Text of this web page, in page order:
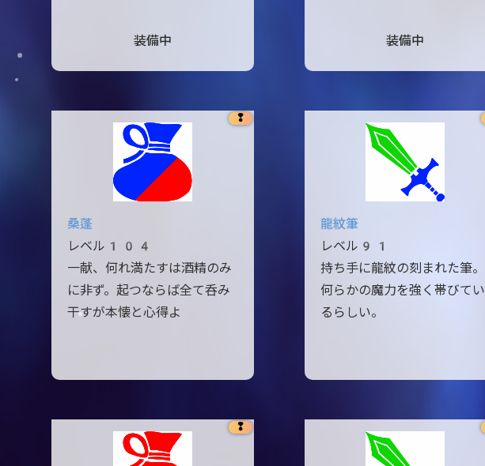
装備中 装備中
❢
桑蓬
レベル104
一献、何れ満たすは酒精のみ
に非ず。起つならば全て呑み
干すが本懐と心得よ
龍紋筆
レベル91
持ち手に龍紋の刻まれた筆。
何らかの魔力を強く帯びてい
るらしい。
❢